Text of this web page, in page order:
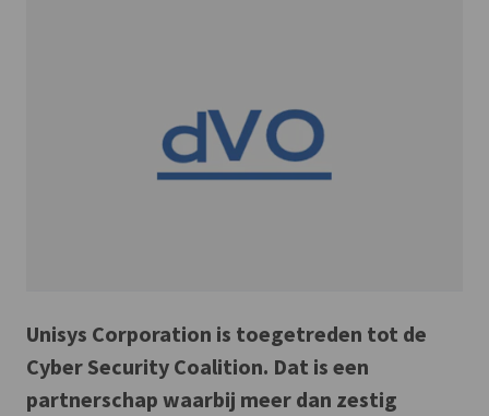
Unisys Corporation is toegetreden tot de
Cyber Security Coalition. Dat is een
partnerschap waarbij meer dan zestig